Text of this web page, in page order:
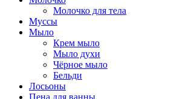
Молочко для тела
Муссы
Мыло
Крем мыло
Мыло духи
Чёрное мыло
Бельди
Лосьоны